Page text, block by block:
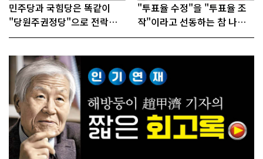
민주당과 국힘당은 똑같이
"당원주권정당"으로 전락했
다!
"투표율 수정"을 "투표율 조
작"이라고 선동하는 참 나쁜
사람들!